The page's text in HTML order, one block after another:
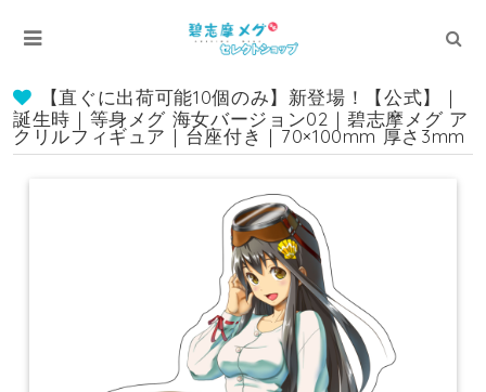
【直ぐに出荷可能10個のみ】新登場！【公式】｜
誕生時｜等身メグ 海女バージョン02｜碧志摩メグ ア
クリルフィギュア｜台座付き｜70×100mm 厚さ3mm